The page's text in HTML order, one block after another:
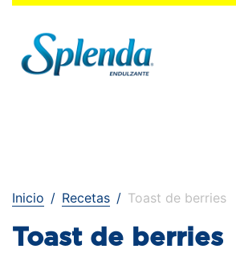
Inicio Recetas Toast de berries
Toast de berries